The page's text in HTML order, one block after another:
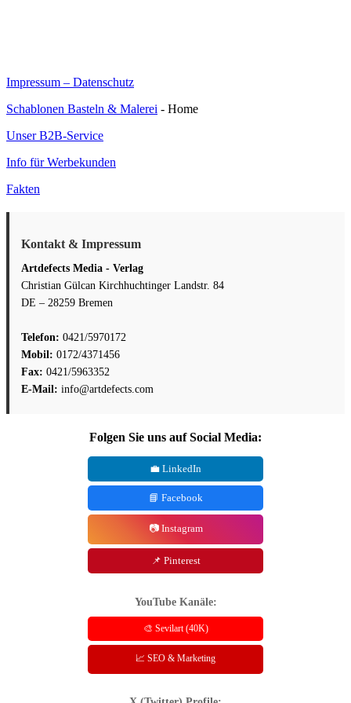
Impressum – Datenschutz
Schablonen Basteln & Malerei - Home
Unser B2B-Service
Info für Werbekunden
Fakten
Kontakt & Impressum
Artdefects Media - Verlag
Christian Gülcan Kirchhuchtinger Landstr. 84
DE – 28259 Bremen
Telefon: 0421/5970172
Mobil: 0172/4371456
Fax: 0421/5963352
E-Mail: info@artdefects.com
Folgen Sie uns auf Social Media:
💼 LinkedIn
📘 Facebook
📷 Instagram
📌 Pinterest
YouTube Kanäle:
🎨 Sevilart (40K)
📈 SEO & Marketing